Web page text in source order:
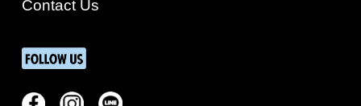
Contact Us